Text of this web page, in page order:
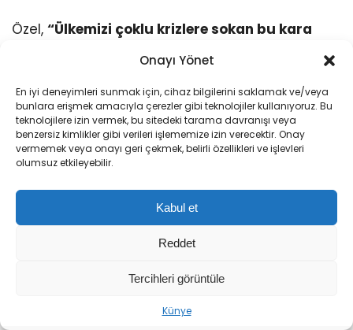
Onayı Yönet
En iyi deneyimleri sunmak için, cihaz bilgilerini saklamak ve/veya
bunlara erişmek amacıyla çerezler gibi teknolojiler kullanıyoruz. Bu
teknolojilere izin vermek, bu sitedeki tarama davranışı veya
benzersiz kimlikler gibi verileri işlememize izin verecektir. Onay
vermemek veya onayı geri çekmek, belirli özellikleri ve işlevleri
olumsuz etkileyebilir.
Kabul et
Reddet
Tercihleri görüntüle
Künye
Özel, “Ülkemizi çoklu krizlere sokan bu kara
düzen artık tükenmiştir. Biz AK Parti’nin kara
düzenine karşı milletin yeni düzenini
kuruyoruz. Artık vakit güçlü ve demokratik bir
devleti kurma vaktidir. Zengin ve huzurlu bir
toplumu kurma vaktidir. Eşit ve özgür
yurttaşlığı büyütme vaktidir. Adil seçimleri,
ortak geleceği birlikte kurma vaktidir. Tüm
bunları başaracağımıza yürekten inanıyorum
ve buna inanan herkese şunu söylüyorum. Yeni
esnafın ve çiftçinin yeni partisidir; gençlerin ve
kadınların yeni partisidir; tüm mağdurların ve